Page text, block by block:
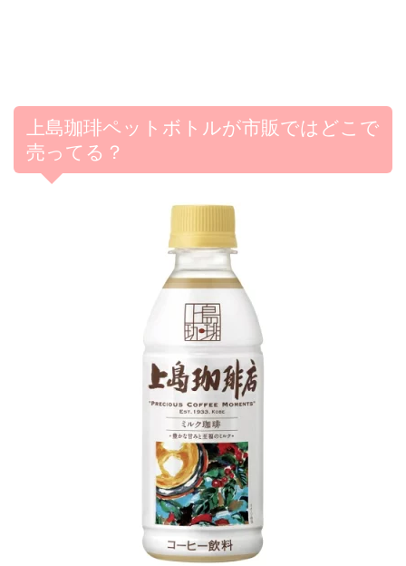
上島珈琲ペットボトルが市販ではどこで
売ってる？